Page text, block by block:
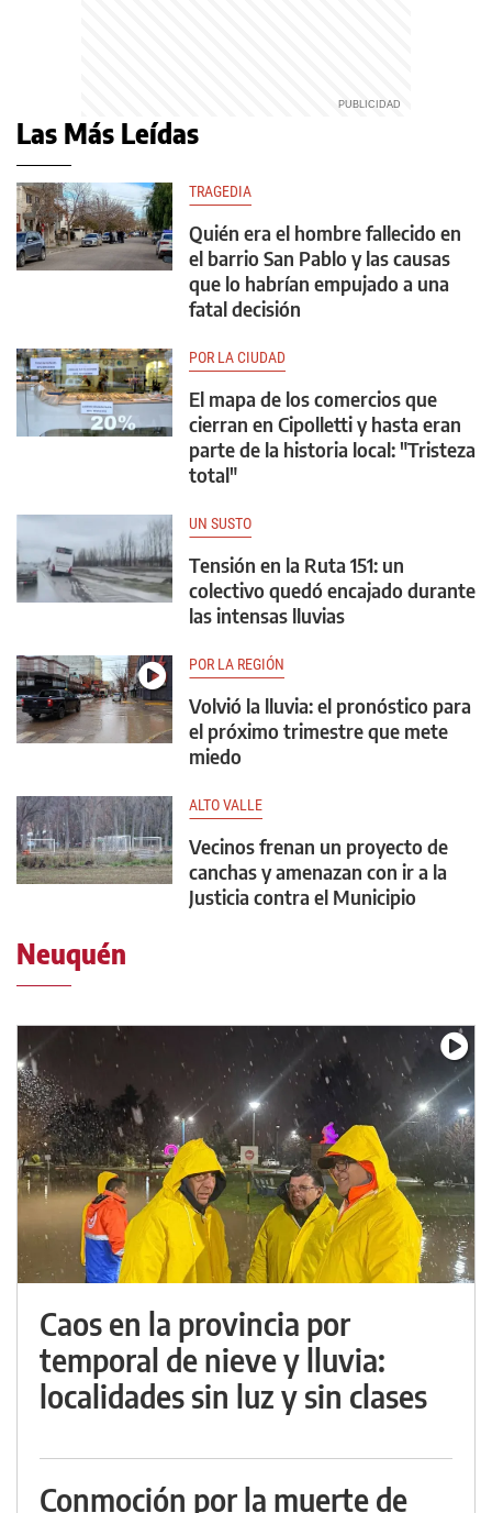
Las Más Leídas
TRAGEDIA
Quién era el hombre fallecido en
el barrio San Pablo y las causas
que lo habrían empujado a una
fatal decisión
POR LA CIUDAD
El mapa de los comercios que
cierran en Cipolletti y hasta eran
parte de la historia local: "Tristeza
total"
UN SUSTO
Tensión en la Ruta 151: un
colectivo quedó encajado durante
las intensas lluvias
POR LA REGIÓN
Volvió la lluvia: el pronóstico para
el próximo trimestre que mete
miedo
ALTO VALLE
Vecinos frenan un proyecto de
canchas y amenazan con ir a la
Justicia contra el Municipio
Neuquén
Caos en la provincia por
temporal de nieve y lluvia:
localidades sin luz y sin clases
Conmoción por la muerte de